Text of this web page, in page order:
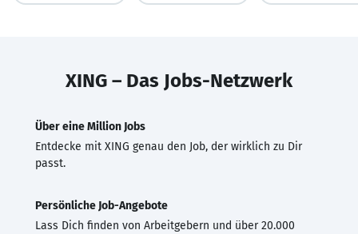
XING – Das Jobs-Netzwerk
Über eine Million Jobs
Entdecke mit XING genau den Job, der wirklich zu Dir
passt.
Persönliche Job-Angebote
Lass Dich finden von Arbeitgebern und über 20.000